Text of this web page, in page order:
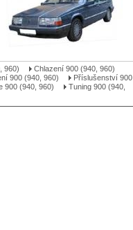
960)
Chlazení 900 (940, 960)
900 (940, 960)
Příslušenství 900
900 (940, 960)
Tuning 900 (940,